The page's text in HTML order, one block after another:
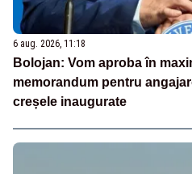
6 aug. 2026, 11:18
Bolojan: Vom aproba în
memorandum pentru
creșele inaugurate